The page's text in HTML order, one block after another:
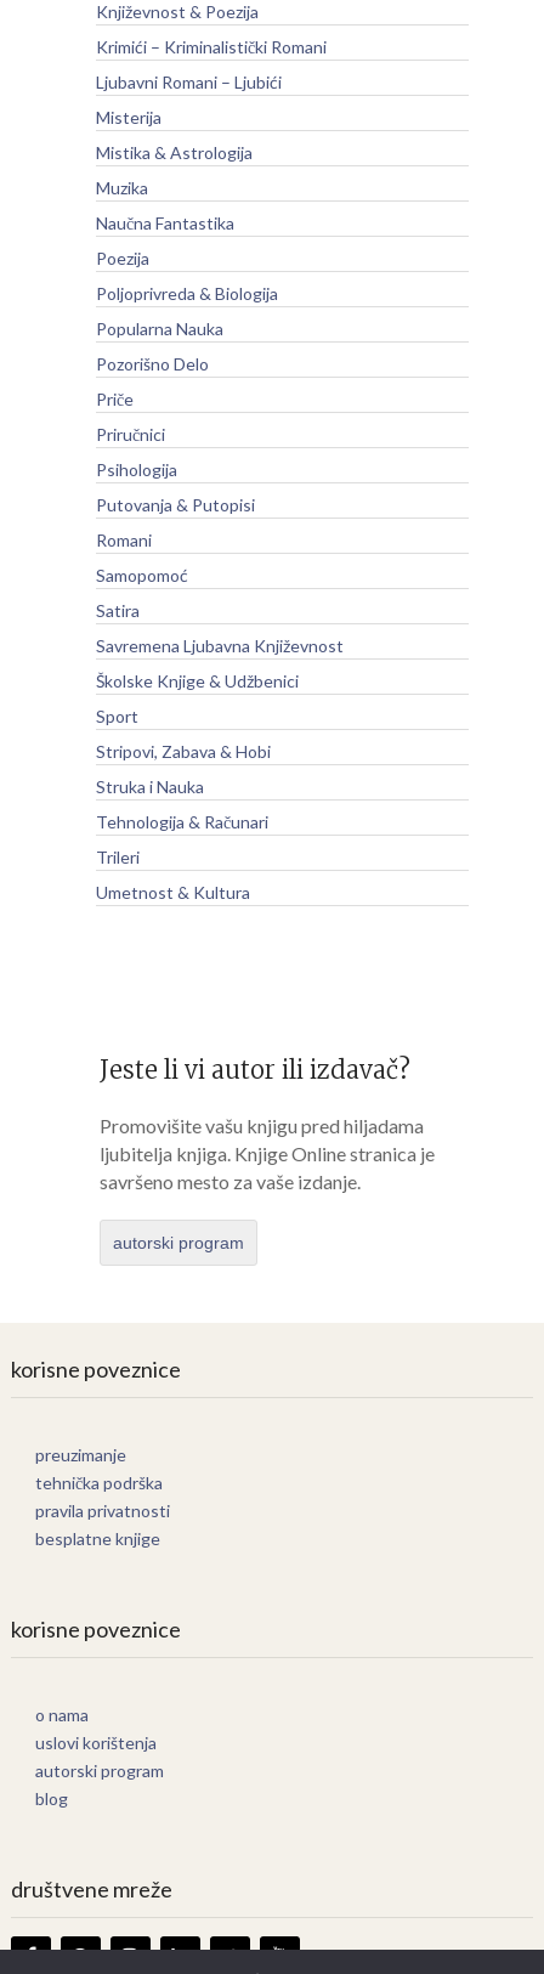
Književnost & Poezija
Krimići – Kriminalistički Romani
Ljubavni Romani – Ljubići
Misterija
Mistika & Astrologija
Muzika
Naučna Fantastika
Poezija
Poljoprivreda & Biologija
Popularna Nauka
Pozorišno Delo
Priče
Priručnici
Psihologija
Putovanja & Putopisi
Romani
Samopomoć
Satira
Savremena Ljubavna Književnost
Školske Knjige & Udžbenici
Sport
Stripovi, Zabava & Hobi
Struka i Nauka
Tehnologija & Računari
Trileri
Umetnost & Kultura
Jeste li vi autor ili izdavač?
Promovišite vašu knjigu pred hiljadama
ljubitelja knjiga. Knjige Online stranica je
savršeno mesto za vaše izdanje.
autorski program
korisne poveznice
preuzimanje
tehnička podrška
pravila privatnosti
besplatne knjige
korisne poveznice
o nama
uslovi korištenja
autorski program
blog
društvene mreže